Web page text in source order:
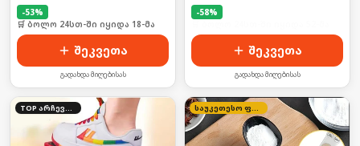
-53%
🛒 ბოლო 24სთ-ში იყიდა 18-მა
შეკვეთა
გადახდა მიღებისას
-58%
შეკვეთა
გადახდა მიღებისას